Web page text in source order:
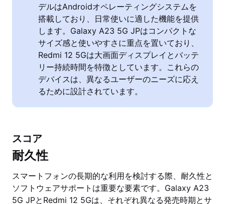
デルはAndroidオペレーティングシステムを
搭載しており、日常使いに適した機能を提供
します。Galaxy A23 5G JPはコンパクトな
サイズ感と使いやすさに重点を置いており、
Redmi 12 5Gは大画面ディスプレイとバッテ
リー持続時間を特徴としています。これらの
デバイスは、異なるユーザーのニーズに応え
るために設計されています。
スコア
耐久性
スマートフォンの長期的な利用を検討する際、耐久性と
ソフトウェアサポートは重要な要素です。Galaxy A23
5G JPとRedmi 12 5Gは、それぞれ異なる発売時期とサ